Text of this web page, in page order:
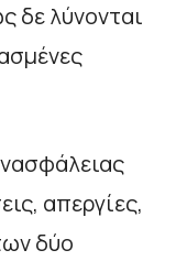
δε λύνονται
απεργίες,
δύο